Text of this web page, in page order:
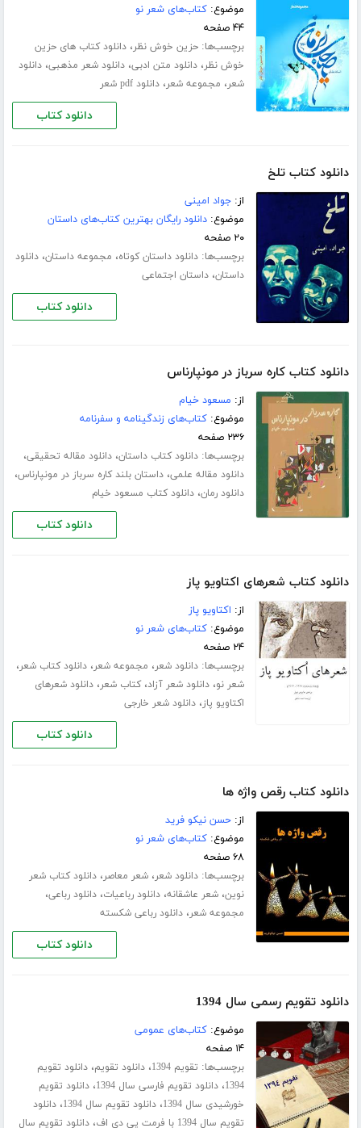
موضوع:کتاب‌های شعر نو
۴۴ صفحه
برچسب‌ها:حزین خوش نظر،دانلود کتاب های حزین
خوش نظر،دانلود متن ادبی،دانلود شعر مذهبی،دانلود
شعر، مجموعه شعر،دانلود pdf شعر
دانلود کتاب
دانلود کتاب تلخ
از:جواد امینی
موضوع:دانلود رایگان بهترین کتاب‌های داستان
۲۰ صفحه
برچسب‌ها:دانلود داستان کوتاه، مجموعه داستان،دانلود
داستان،داستان اجتماعی
دانلود کتاب
دانلود کتاب کاره سرباز در مونپارناس
از: مسعود خیام
موضوع:کتاب‌های زندگینامه و سفرنامه
۲۳۶ صفحه
برچسب‌ها:دانلود کتاب داستان،دانلود مقاله تحقیقی،
دانلود مقاله علمی،داستان بلند کاره سرباز در مونپارناس،
دانلود رمان،دانلود کتاب مسعود خیام
دانلود کتاب
دانلود کتاب شعرهای اکتاویو پاز
از: اکتاویو پاز
موضوع:کتاب‌های شعر نو
۲۴ صفحه
برچسب‌ها:دانلود شعر، مجموعه شعر،دانلود کتاب شعر،
شعر نو،دانلود شعر آزاد،کتاب شعر،دانلود شعرهای
اکتاویو پاز،دانلود شعر خارجی
دانلود کتاب
دانلود کتاب رقص واژه ها
از:حسن نیکو فرید
موضوع:کتاب‌های شعر نو
۶۸ صفحه
برچسب‌ها:دانلود شعر،شعر معاصر،دانلود کتاب شعر
نوین،شعر عاشقانه،دانلود رباعیات،دانلود رباعی،
مجموعه شعر،دانلود رباعی شکسته
دانلود کتاب
دانلود تقویم رسمی سال 1394
موضوع:کتاب‌های عمومی
۱۴ صفحه
برچسب‌ها: تقویم 1394 ،دانلود تقویم،دانلود تقویم
1394،دانلود تقویم فارسی سال 1394 ،دانلود تقویم
خورشیدی سال 1394
،دانلود تقویم سال 1394 ،دانلود
تقویم سال 1394 با فرمت پی دی اف
،دانلود تقویم سال